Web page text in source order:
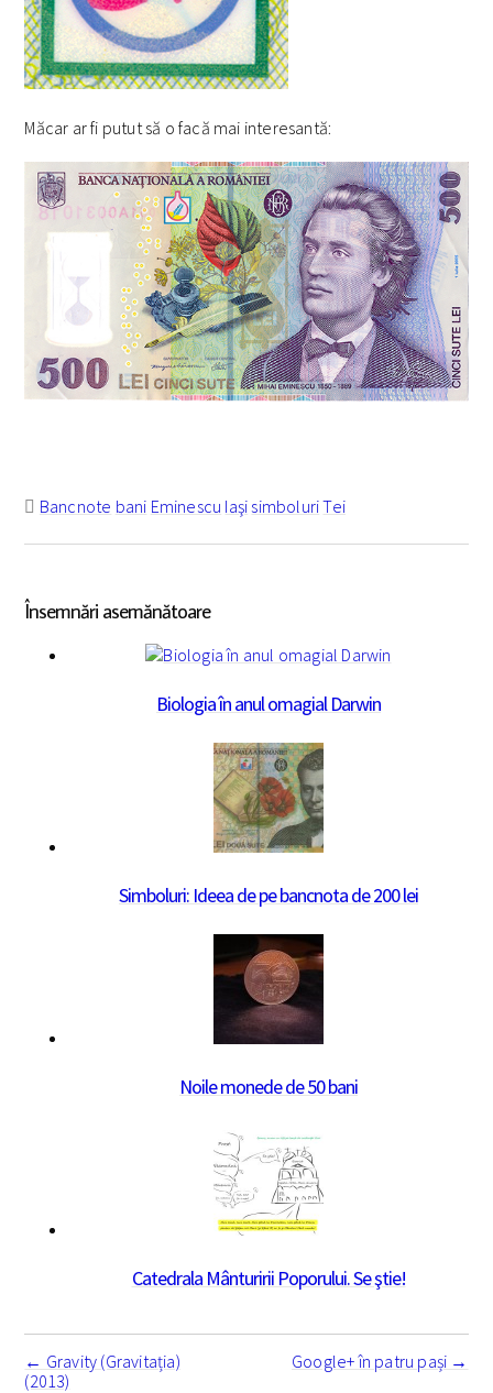
Măcar ar fi putut să o facă mai interesantă:
Bancnote bani Eminescu IaşisimboluriTei
Însemnări asemănătoare
Biologia în anul omagial Darwin
Simboluri: Ideea de pe bancnota de 200 lei
Noile monede de 50 bani
Catedrala Mânturirii Poporului. Se ştie!
Navigare
însemnare
← Gravity (Gravitația)
(2013)
Google+ în patru pași →